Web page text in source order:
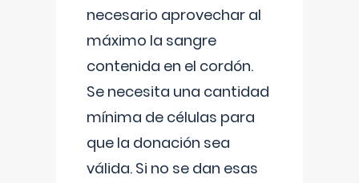
necesario aprovechar al
máximo la sangre
contenida en el cordón.
Se necesita una cantidad
mínima de células para
que la donación sea
válida. Si no se dan esas